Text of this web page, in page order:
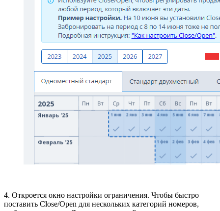
4. Откроется окно настройки ограничения. Чтобы быстро
поставить Close/Open для нескольких категорий номеров,